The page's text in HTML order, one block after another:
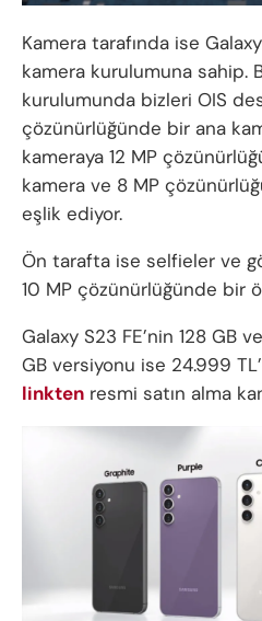
Kamera tarafında ise
kamera kurulumuna sahip.
kurulumunda bizleri OIS
çözünürlüğünde bir ana
kameraya 12 MP
kamera ve 8 MP
eşlik ediyor.
Ön tarafta ise selfieler ve
10 MP çözünürlüğünde bir
Galaxy S23 FE’nin 128 GB
GB versiyonu ise 24.999
linkten resmi satın alma